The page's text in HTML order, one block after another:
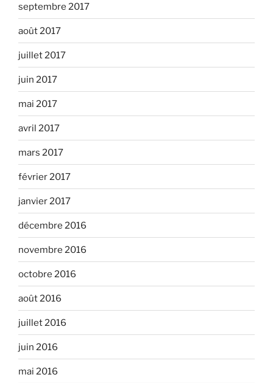
septembre 2017
août 2017
juillet 2017
juin 2017
mai 2017
avril 2017
mars 2017
février 2017
janvier 2017
décembre 2016
novembre 2016
octobre 2016
août 2016
juillet 2016
juin 2016
mai 2016